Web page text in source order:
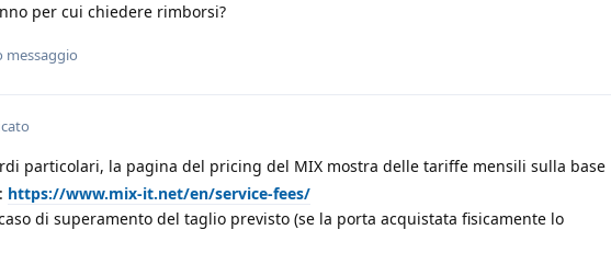
per cui chiedere rimborsi?
messaggio
particolari, la pagina del pricing del MIX mostra delle tariffe mensili sulla base
https://www.mix-it.net/en/service-fees/
di superamento del taglio previsto (se la porta acquistata fisicamente lo